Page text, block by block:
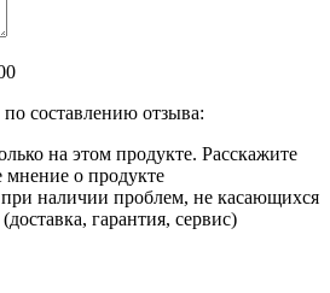
составлению отзыва:
на этом продукте. Расскажите
о продукте
наличии проблем, не касающихся
гарантия, сервис)